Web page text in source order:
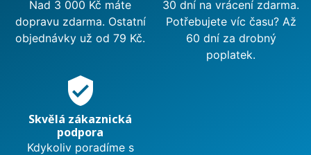
Nad 3 000 Kč máte
dopravu zdarma. Ostatní
objednávky už od 79 Kč.
30 dní na vrácení zdarma.
Potřebujete víc času? Až
60 dní za drobný
poplatek.
verified_user
Skvělá zákaznická
podpora
Kdykoliv poradíme s